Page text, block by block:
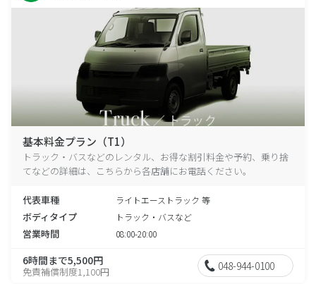
基本料金プラン（T1）
トラック・バスなどのレンタル、お得な割引料金や予約、乗り捨
てなどの詳細は、こちらから各店舗にお電話ください。
代表車種 ライトエーストラック 等
ボディタイプ トラック・バスなど
営業時間 08:00-20:00
6時間まで5,500円
免責補償制度1,100円 048-944-0100